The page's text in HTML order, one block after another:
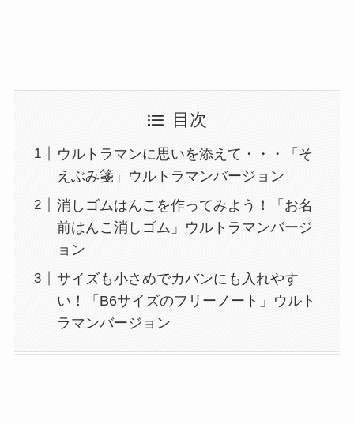
目次
ウルトラマンに思いを添えて・・・「そ
えぶみ箋」ウルトラマンバージョン
消しゴムはんこを作ってみよう！「お名
前はんこ消しゴム」ウルトラマンバージ
ョン
サイズも小さめでカバンにも入れやす
い！「B6サイズのフリーノート」ウルト
ラマンバージョン